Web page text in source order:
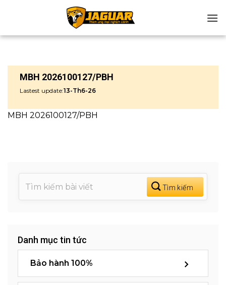
MBH 2026100127/PBH
Lastest update:13-Th6-26
MBH 2026100127/PBH
Danh mục tin tức
Bảo hành 100%